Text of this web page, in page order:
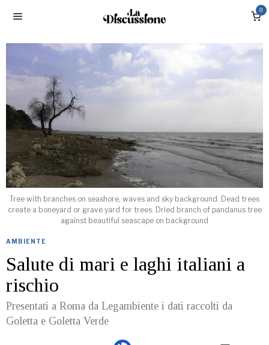
0
Tree with branches on seashore, waves and sky background. Dead trees
create a boneyard or grave yard for trees. Dried branch of pandanus tree
against beautiful seascape on background
AMBIENTE
Salute di mari e laghi italiani a
rischio
Presentati a Roma da Legambiente i dati raccolti da
Goletta e Goletta Verde